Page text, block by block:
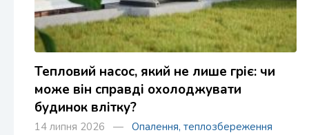
Тепловий насос, який не лише гріє: чи
може він справді охолоджувати
будинок влітку?
14 липня 2026 — Опалення, теплозбереження